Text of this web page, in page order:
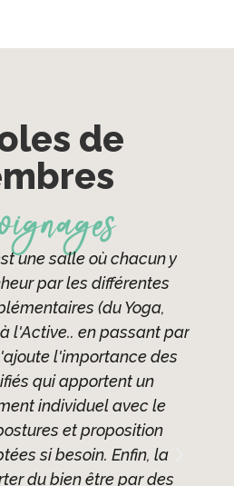
une salle où chacun y
par les différentes
(du Yoga,
l'Active.. en passant par
l'importance des
qui apportent un
individuel avec le
et proposition
si besoin. Enfin, la
du bien être par des
de